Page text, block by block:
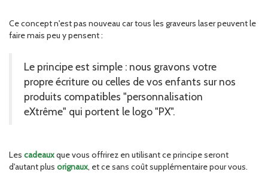
Ce concept n'est pas nouveau car tous les graveurs laser peuvent le
faire mais peu y pensent :
Le principe est simple : nous gravons votre
propre écriture ou celles de vos enfants sur nos
produits compatibles "personnalisation
eXtrême" qui portent le logo "PX".
Les cadeauxque vous offrirez en utilisant ce principe seront
d'autant plus orignaux, et ce sans coût supplémentaire pour vous.